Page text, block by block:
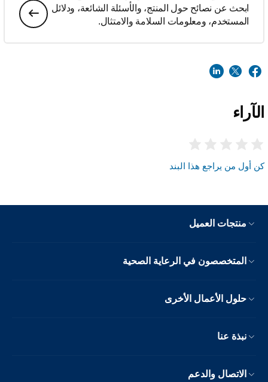
ابحث عن نصائح حول المنتج، والأسئلة الشائعة، ودلائل
المستخدم، ومعلومات السلامة والامتثال.
الآراء
كن أول من يراجع هذا البند
منتجات العميل
المتخصصون في الرعاية الصحية
حلول الأعمال الأخرى
نبذة عنا
الاتصال والدعم